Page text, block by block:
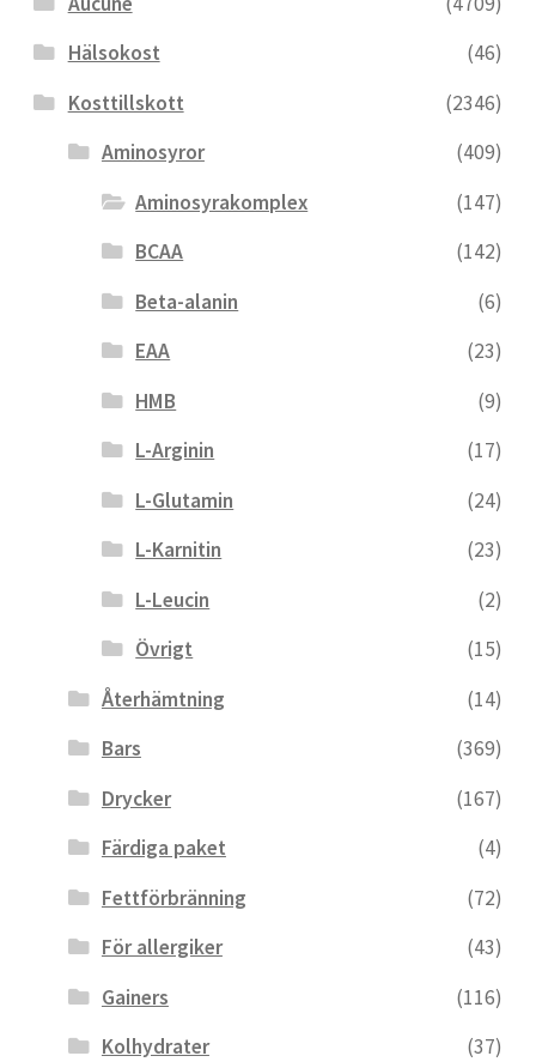
Hälsokost
(46)
Kosttillskott
(2346)
Aminosyror
(409)
Aminosyrakomplex
(147)
BCAA
(142)
Beta-alanin
(6)
EAA
(23)
HMB
(9)
L-Arginin
(17)
L-Glutamin
(24)
L-Karnitin
(23)
L-Leucin
(2)
Övrigt
(15)
Återhämtning
(14)
Bars
(369)
Drycker
(167)
Färdiga paket
(4)
Fettförbränning
(72)
För allergiker
(43)
Gainers
(116)
Kolhydrater
(37)